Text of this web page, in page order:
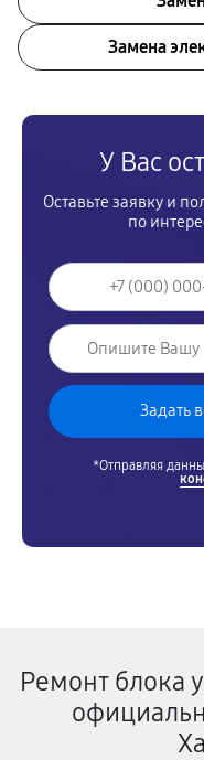
Замена
У Вас
Оставьте заявку и
по
*Отправляя
Ремонт блока